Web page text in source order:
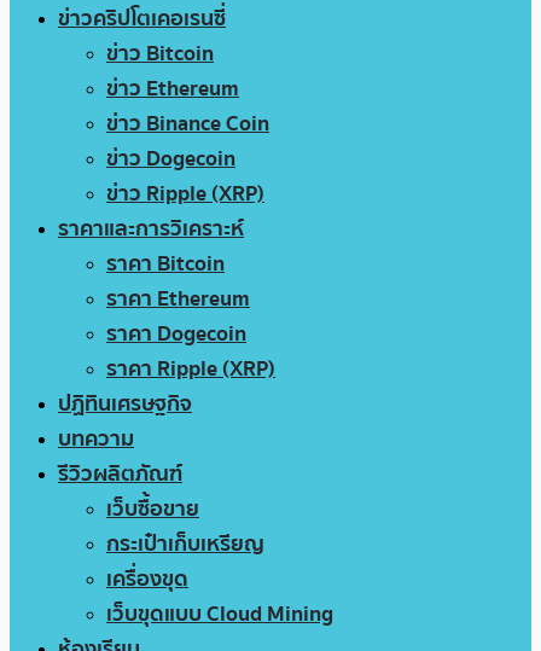
ข่าวคริปโตเคอเรนซี่
ข่าว Bitcoin
ข่าว Ethereum
ข่าว Binance Coin
ข่าว Dogecoin
ข่าว Ripple (XRP)
ราคาและการวิเคราะห์
ราคา Bitcoin
ราคา Ethereum
ราคา Dogecoin
ราคา Ripple (XRP)
ปฏิทินเศรษฐกิจ
บทความ
รีวิวผลิตภัณฑ์
เว็บซื้อขาย
กระเป๋าเก็บเหรียญ
เครื่องขุด
เว็บขุดแบบ Cloud Mining